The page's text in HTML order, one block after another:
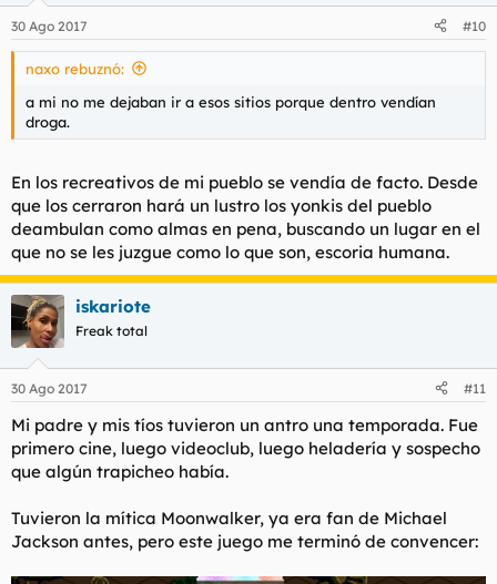
30 Ago 2017 #10
naxo rebuznó:
a mi no me dejaban ir a esos sitios porque dentro vendían
droga.
En los recreativos de mi pueblo se vendía de facto. Desde
que los cerraron hará un lustro los yonkis del pueblo
deambulan como almas en pena, buscando un lugar en el
que no se les juzgue como lo que son, escoria humana.
iskariote
Freak total
30 Ago 2017 #11
Mi padre y mis tíos tuvieron un antro una temporada. Fue
primero cine, luego videoclub, luego heladería y sospecho
que algún trapicheo había.
Tuvieron la mítica Moonwalker, ya era fan de Michael
Jackson antes, pero este juego me terminó de convencer: